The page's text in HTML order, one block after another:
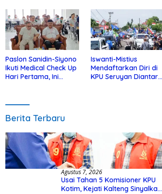
Anak Yatim
di Kotim
Paslon Sanidin-Siyono
Ikuti Medical Check Up
Hari Pertama, Ini
Iswanti-Mistius
Mendaftarkan Diri di
KPU Seruyan Diantar
Berita Terbaru
Agustus 7, 2026
Usai Tahan 5 Komisioner KPU
Kotim, Kejati Kalteng Sinyalkan